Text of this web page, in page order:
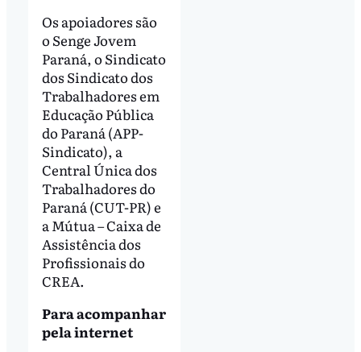
Os apoiadores são
o Senge Jovem
Paraná, o Sindicato
dos Sindicato dos
Trabalhadores em
Educação Pública
do Paraná (APP-
Sindicato), a
Central Única dos
Trabalhadores do
Paraná (CUT-PR) e
a Mútua – Caixa de
Assistência dos
Profissionais do
CREA.
Para acompanhar
pela internet